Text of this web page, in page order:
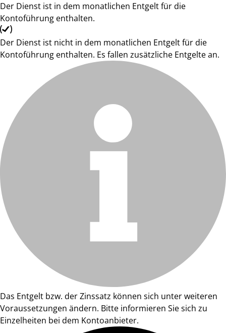
Der Dienst ist in dem monatlichen Entgelt für die
Kontoführung enthalten.
Der Dienst ist nicht in dem monatlichen Entgelt für die
Kontoführung enthalten. Es fallen zusätzliche Entgelte an.
Das Entgelt bzw. der Zinssatz können sich unter weiteren
Voraussetzungen ändern. Bitte informieren Sie sich zu
Einzelheiten bei dem Kontoanbieter.